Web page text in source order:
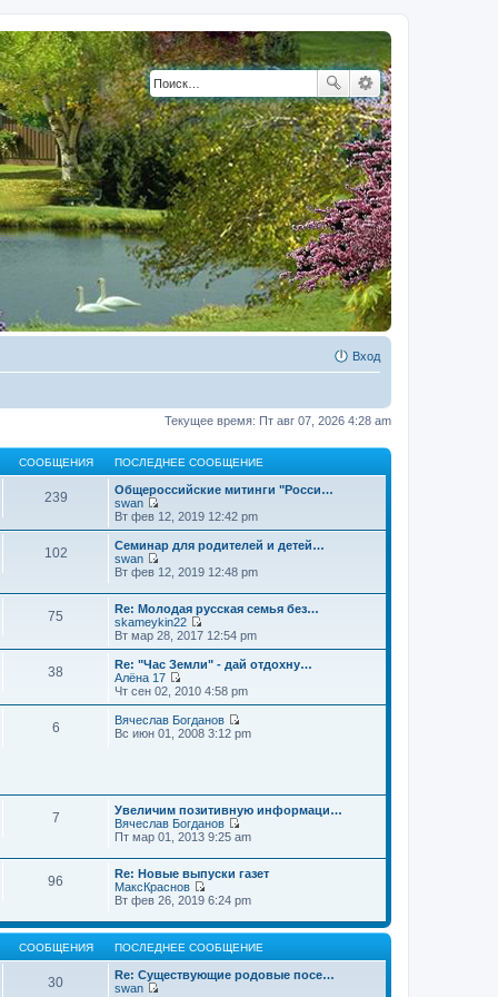
Вход
Текущее время: Пт авг 07, 2026 4:28 am
СООБЩЕНИЯ ПОСЛЕДНЕЕ СООБЩЕНИЕ
239
Общероссийские митинги "Росси…
swan
П
е
р
е
й
т
и
к
п
о
с
л
е
д
м
у
б
щ
е
н
ю
Вт фев 12, 2019 12:42 pm
102
Семинар для родителей и детей…
swan
П
р
е
й
т
и
к
п
о
с
л
е
у
с
о
о
щ
е
н
и
Вт фев 12, 2019 12:48 pm
75
Re: Молодая русская семья без…
skameykin22
П
е
р
е
й
к
п
е
д
н
е
у
с
о
о
щ
н
ю
Вт мар 28, 2017 12:54 pm
38
Re: "Час Земли" - дай отдохну…
Алёна 17
П
е
р
е
й
п
о
с
л
д
н
е
м
с
о
о
щ
Чт сен 02, 2010 4:58 pm
6
Вячеслав Богданов
П
т
и
п
л
д
е
м
у
с
Вс июн 01, 2008 3:12 pm
7
Увеличим позитивную информаци…
Вячеслав Богданов
П
р
е
т
к
п
о
л
Пт мар 01, 2013 9:25 am
96
Re: Новые выпуски газет
МаксКраснов
П
р
е
й
т
и
Вт фев 26, 2019 6:24 pm
СООБЩЕНИЯ ПОСЛЕДНЕЕ СООБЩЕНИЕ
30
Re: Существующие родовые посе…
swan